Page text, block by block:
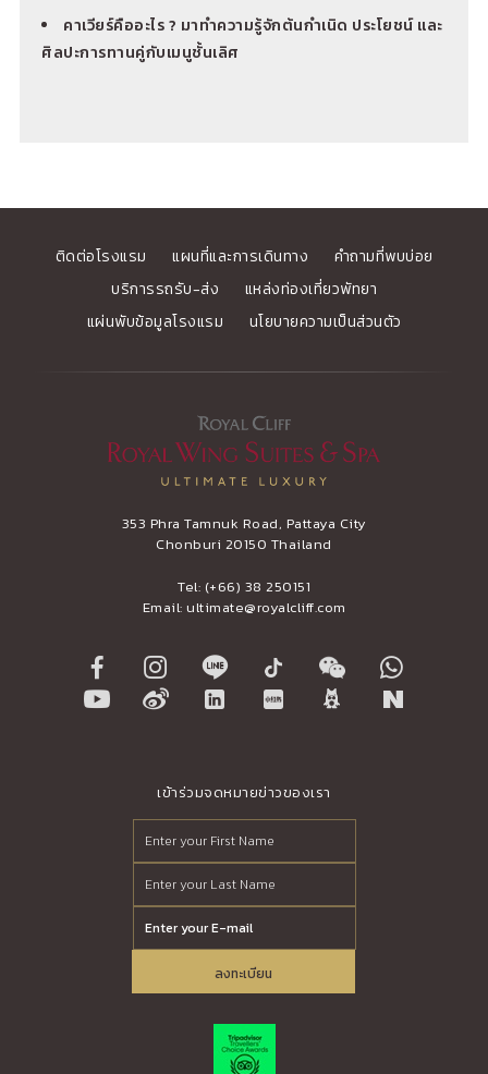
คาเวียร์คืออะไร ? มาทำความรู้จักต้นกำเนิด ประโยชน์ และ
ศิลปะการทานคู่กับเมนูชั้นเลิศ
ติดต่อโรงแรม แผนที่และการเดินทาง
คำถามที่พบบ่อย
บริการรถรับ-ส่ง
แหล่งท่องเที่ยวพัทยา
แผ่นพับข้อมูลโรงแรม
นโยบายความเป็นส่วนตัว
353 Phra Tamnuk Road, Pattaya City
Chonburi 20150 Thailand
Tel: (+66) 38 250151
Email: ultimate@royalcliff.com
เข้าร่วมจดหมายข่าวของเรา
ลงทะเบียน